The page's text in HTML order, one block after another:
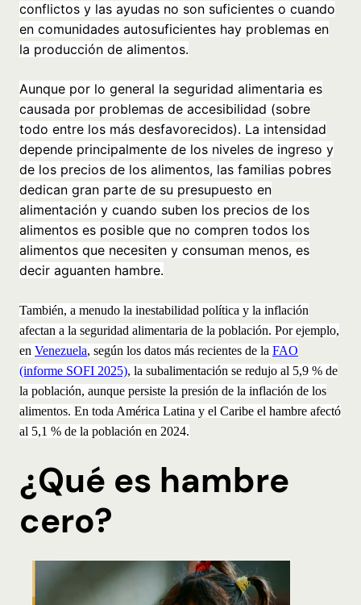
conflictos y las ayudas no son suficientes o cuando
en comunidades autosuficientes hay problemas en
la producción de alimentos.
Aunque por lo general la seguridad alimentaria es
causada por problemas de accesibilidad (sobre
todo entre los más desfavorecidos). La intensidad
depende principalmente de los niveles de ingreso y
de los precios de los alimentos, las familias pobres
dedican gran parte de su presupuesto en
alimentación y cuando suben los precios de los
alimentos es posible que no compren todos los
alimentos que necesiten y consuman menos, es
decir aguanten hambre.
También, a menudo la inestabilidad política y la inflación
afectan a la seguridad alimentaria de la población. Por ejemplo,
en Venezuela, según los datos más recientes de la FAO
(informe SOFI 2025), la subalimentación se redujo al 5,9 % de
la población, aunque persiste la presión de la inflación de los
alimentos. En toda América Latina y el Caribe el hambre afectó
al 5,1 % de la población en 2024.
¿Qué es hambre
cero?